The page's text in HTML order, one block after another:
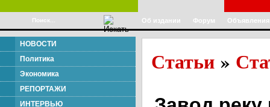
Об издании Форум Объявления
НОВОСТИ
Политика
Экономика
РЕПОРТАЖИ
ИНТЕРВЬЮ
Статьи »